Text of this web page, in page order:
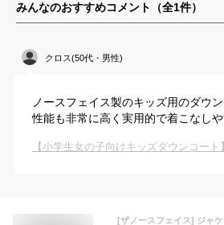
みんなのおすすめコメント（全1件）
クロス(50代・男性)
ノースフェイス製のキッズ用のダウ
性能も非常に高く実用的で着こなしや